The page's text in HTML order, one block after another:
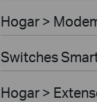
Hogar >
Switches
Hogar >